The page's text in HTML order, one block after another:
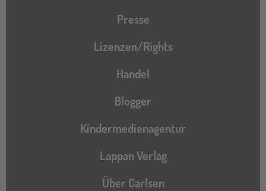
Presse
Lizenzen/Rights
Handel
Blogger
Kindermedienagentur
Lappan Verlag
Über Carlsen